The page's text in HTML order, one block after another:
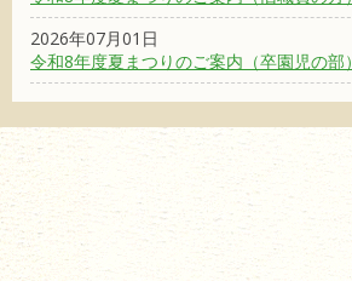
2026年07月01日
令和8年度夏まつりのご案内（卒園児の部）